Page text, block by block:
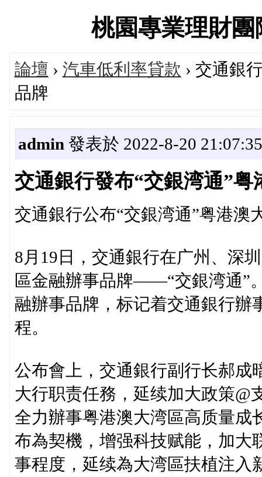
桃園專業理財
論壇 › 汽車低利率貸款 › 交通銀
品牌
admin 發表於 2022-8-20 21:07:35
交通銀行發布“交銀湾通”
交通銀行公布“交銀湾通”粤港澳
8月19日，交通銀行在广州、深
區金融辦事品牌——“交銀湾通”
融辦事品牌，标记着交通銀行辦
程。
公布會上，交通銀行副行长郝成
大行职责任務，延续加大政策@
全力辦事粤港澳大湾區高质量成
布為契機，增强科技赋能，加大
事程度，延续為大湾區扶植注入